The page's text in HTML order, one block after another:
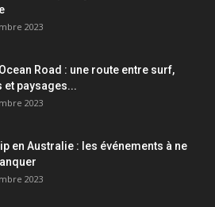
2023
Road : une route entre surf,
et paysages...
2023
en Australie : les événements à ne
2023